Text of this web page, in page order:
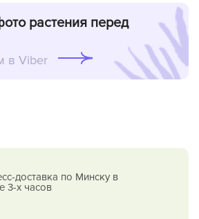
растения перед
в Viber
доставка по Минску в
3-х часов